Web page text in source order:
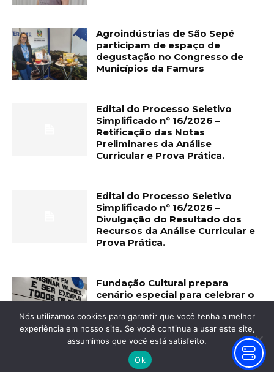
Agroindústrias de São Sepé
participam de espaço de
degustação no Congresso de
Municípios da Famurs
Edital do Processo Seletivo
Simplificado nº 16/2026 –
Retificação das Notas
Preliminares da Análise
Curricular e Prova Prática.
Edital do Processo Seletivo
Simplificado nº 16/2026 –
Divulgação do Resultado dos
Recursos da Análise Curricular e
Prova Prática.
Fundação Cultural prepara
cenário especial para celebrar o
Nós utilizamos cookies para garantir que você tenha a melhor
experiência em nosso site. Se você continua a usar este site,
assumimos que você está satisfeito.
Ok